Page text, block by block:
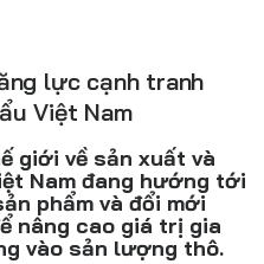
lực cạnh tranh
Việt Nam
giới về sản xuất và
Nam đang hướng tới
phẩm và đổi mới
nâng cao giá trị gia
vào sản lượng thô.